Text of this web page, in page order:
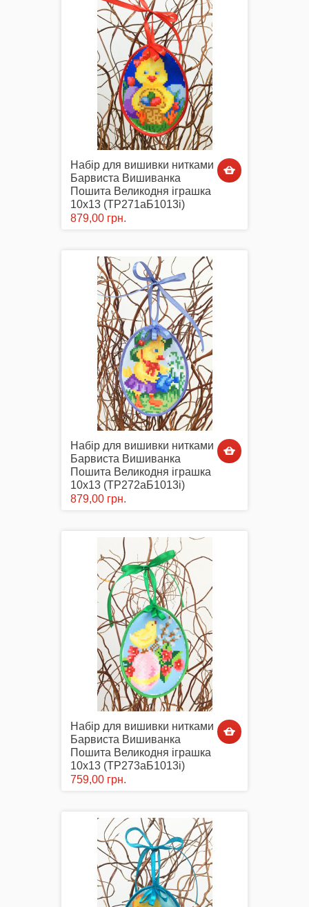
Набір для вишивки нитками
Барвиста Вишиванка
Пошита Великодня іграшка
10х13 (ТР271аБ1013i)
879,00 грн.
Набір для вишивки нитками
Барвиста Вишиванка
Пошита Великодня іграшка
10х13 (ТР272аБ1013i)
879,00 грн.
Набір для вишивки нитками
Барвиста Вишиванка
Пошита Великодня іграшка
10х13 (ТР273аБ1013i)
759,00 грн.